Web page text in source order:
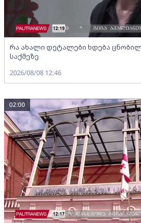
რა ახალი დეტალები ხდება
საქმეზე
2026/08/08 12:46
02:00